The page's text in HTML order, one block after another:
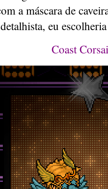
a máscara de
eu
Coast